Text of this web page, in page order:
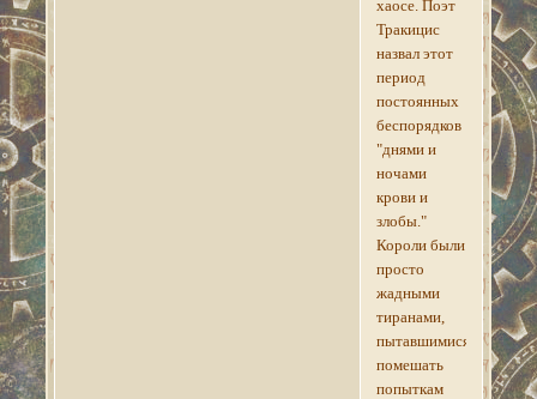
хаосе. Поэт
Тракицис
назвал этот
период
постоянных
беспорядков
"днями и
ночами
крови и
злобы."
Короли были
просто
жадными
тиранами,
пытавшимися
помешать
попыткам